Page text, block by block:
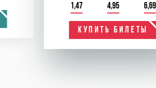
1,47 4,95 6,69
КУПИТЬ БИЛЕТЫ